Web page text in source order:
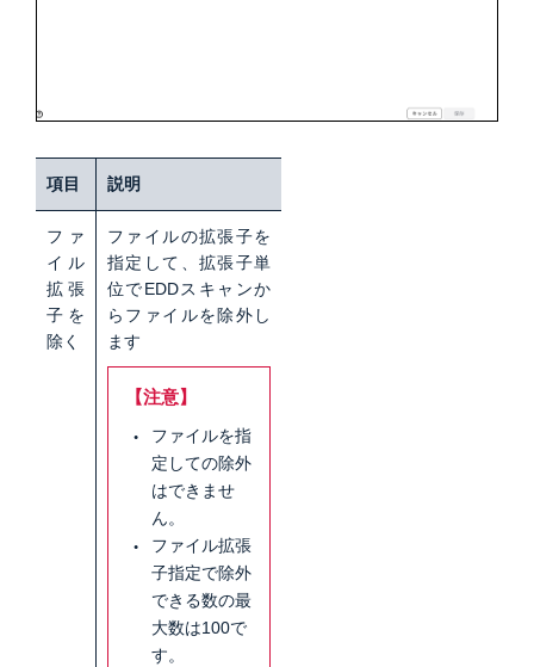
項目 説明
ファ
イル
拡張
子を
除く
ファイルの拡張子を
指定して、拡張子単
位でEDDスキャンか
らファイルを除外し
ます
【注意】
ファイルを指
定しての除外
はできませ
ん。
ファイル拡張
子指定で除外
できる数の最
大数は100で
す。